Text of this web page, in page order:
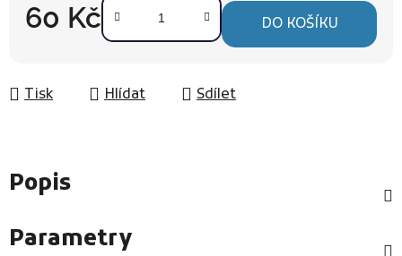
60 Kč
Měrná cena:
DO KOŠÍKU
Tisk Hlídat Sdílet
Popis
Parametry